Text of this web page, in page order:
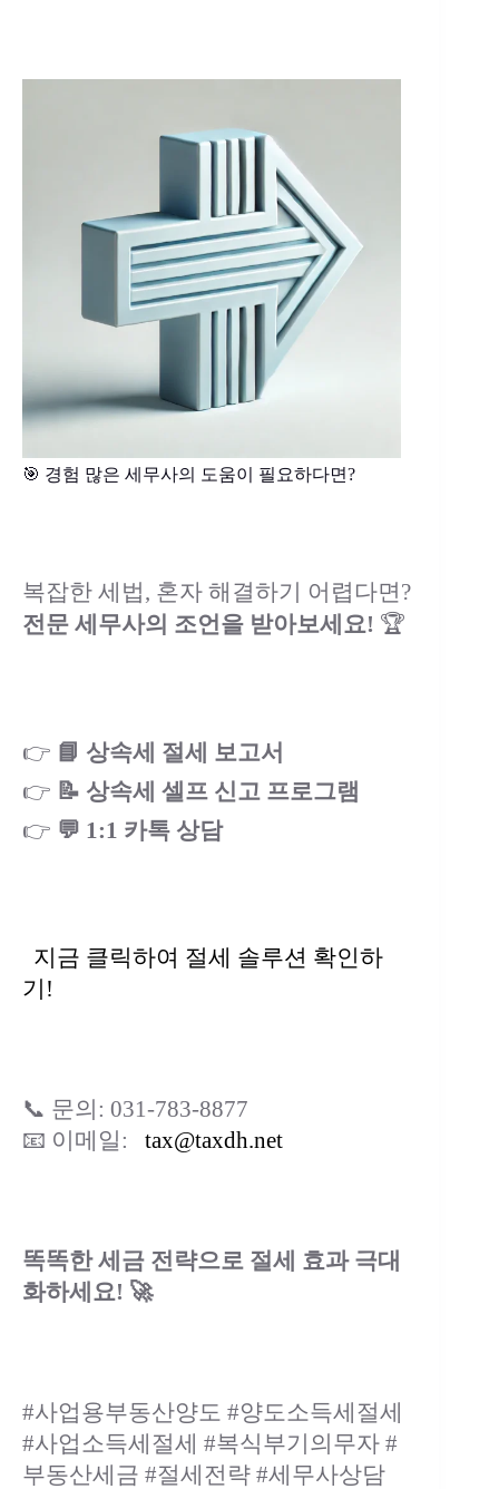
🎯 경험 많은 세무사의 도움이 필요하다면?
복잡한 세법, 혼자 해결하기 어렵다면?
전문 세무사의 조언을 받아보세요! 🏆
👉 📘 상속세 절세 보고서
👉 📝 상속세 셀프 신고 프로그램
👉 💬 1:1 카톡 상담
지금 클릭하여 절세 솔루션 확인하
기!
📞 문의: 031-783-8877
📧 이메일:
tax@taxdh.net
똑똑한 세금 전략으로 절세 효과 극대
화하세요! 🚀
#사업용부동산양도 #양도소득세절세
#사업소득세절세 #복식부기의무자 #
부동산세금 #절세전략 #세무사상담